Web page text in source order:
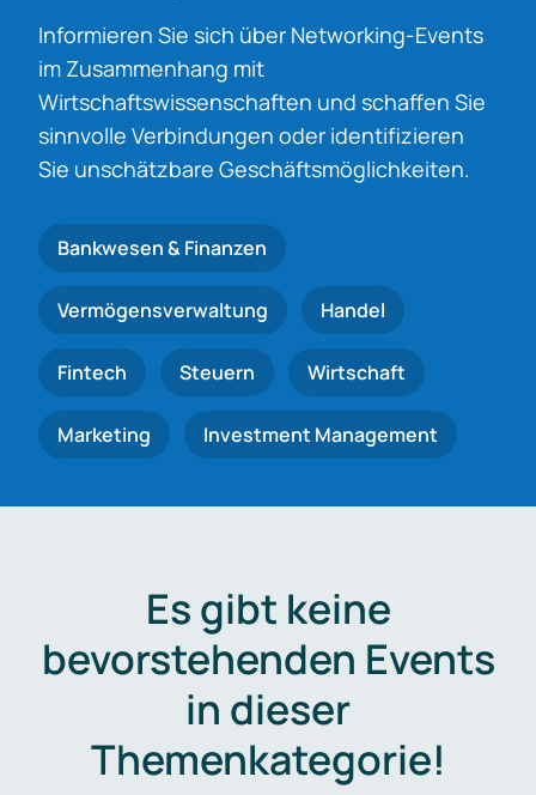
Informieren Sie sich über Networking-Events
im Zusammenhang mit
Wirtschaftswissenschaften und schaffen Sie
sinnvolle Verbindungen oder identifizieren
Sie unschätzbare Geschäftsmöglichkeiten.
Bankwesen & Finanzen
Vermögensverwaltung Handel
Fintech Steuern Wirtschaft
Marketing Investment Management
Es gibt keine
bevorstehenden Events
in dieser
Themenkategorie!